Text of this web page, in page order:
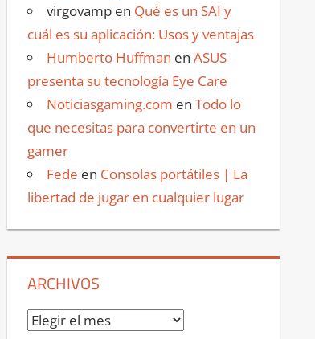
virgovamp en Qué es un SAI y
cuál es su aplicación: Usos y ventajas
Humberto Huffman enASUS
presenta su tecnología Eye Care
Noticiasgaming.com enTodo lo
que necesitas para convertirte en un
gamer
Fede en Consolas portátiles | La
libertad de jugar en cualquier lugar
ARCHIVOS
Archivos